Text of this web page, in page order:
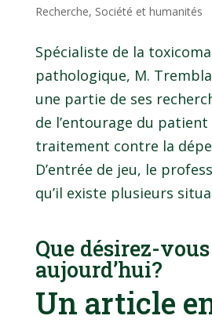
Recherche, Société et humanités
Spécialiste de la
pathologique, M.
une partie de ses
de l’entourage du patient
traitement contre la
D’entrée de jeu, le
qu’il existe plusieurs
Que désirez-
aujourd’hui?
Un article